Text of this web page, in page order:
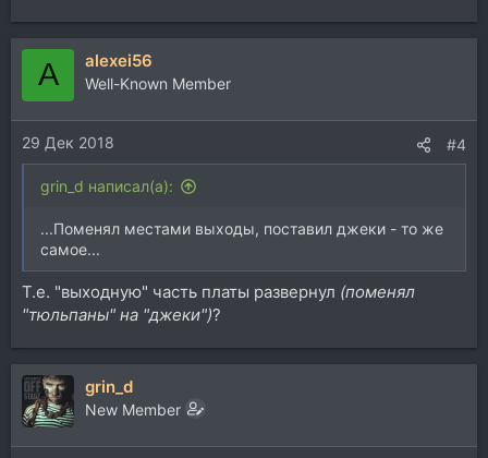
A alexei56
Well-Known Member
29 Дек 2018 #4
grin_d написал(а):
...Поменял местами выходы, поставил джеки - то же
самое...
Т.е. "выходную" часть платы развернул (поменял
"тюльпаны" на "джеки")?
grin_d
New Member